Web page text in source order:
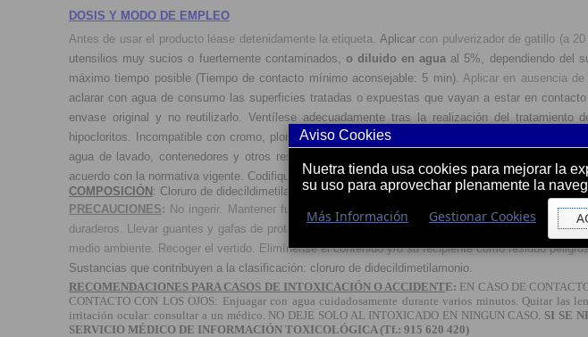
DOSIS Y MODO DE EMPLEO
Antes de usar el producto léase detenidamente la etiqueta. Aplicar con pulverizador de gatillo (a
utensilios muy sucios o fuertemente contaminados, o diluido en agua al 5%, dependiendo del
máximo tiempo posible (Tiempo de contacto mínimo aconsejable: 5 min). Aplicar en ausencia
aclarar con agua de consumo las superficies tratadas o expuestas que vayan a estar en
envase original y no reutilizarlo. Ventílese adecuadamente tras la realización del tratamiento
hipocloritos. Incompatible con cromo, plomo, aluminio, estaño, cinc y sus aleaciones (bronce,
agua de lavado, contenedores y otros residuos generados durante la aplicación son
acuerdo con la normativa vigente. Codifique el residuo de acuerdo a la Decisión 2014/955/UE.
COMPOSICIÓN : Cloruro de didecildimetilamonio (2’40%), excipientes (csp 100%)
PRECAUCIONES: No ingerir. Mantener fuera del alcance de los niños. Provoca irritación
duraderos. Llevar guantes y gafas de protección. Lavarse las manos concienzudamente tras la
medio ambiente. Recoger el vertido. Elimínense el contenido y/o su recipiente como residuo
Sustancias que contribuyen a la clasificación: cloruro de didecildimetilamonio.
RECOMENDACIONES PARA CASOS DE INTOXICACIÓN O ACCIDENTE: EN CASO DE
CONTACTO CON LOS OJOS: Enjuagar con agua cuidadosamente durante varios minutos. Quitar las
irritación ocular: consultar a un médico. NO DEJE SOLO AL INTOXICADO EN NINGUN CASO. SI SE
SERVICIO MÉDICO DE INFORMACIÓN TOXICOLÓGICA (Tf.: 915 620 420)
Aviso Cookies
Nuetra tienda usa cookies para mejorar la
su uso para aprovechar plenamente la
Más Información Gestionar Cookies